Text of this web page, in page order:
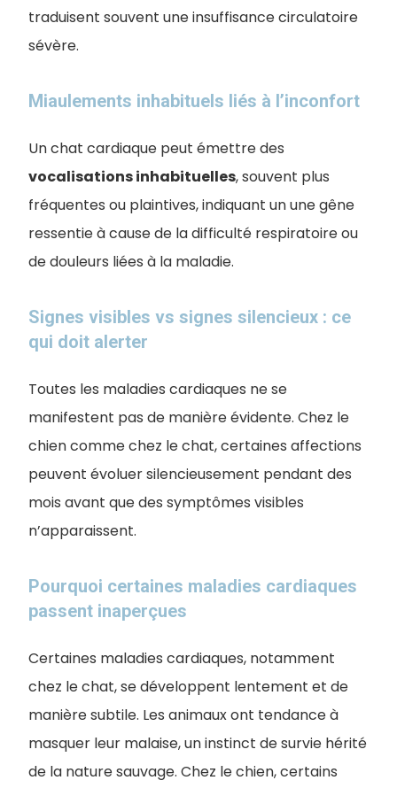
traduisent souvent une insuffisance circulatoire
sévère.
Miaulements inhabituels liés à l’inconfort
Un chat cardiaque peut émettre des
vocalisations inhabituelles, souvent plus
fréquentes ou plaintives, indiquant un une gêne
ressentie à cause de la difficulté respiratoire ou
de douleurs liées à la maladie.
Signes visibles vs signes silencieux : ce
qui doit alerter
Toutes les maladies cardiaques ne se
manifestent pas de manière évidente. Chez le
chien comme chez le chat, certaines affections
peuvent évoluer silencieusement pendant des
mois avant que des symptômes visibles
n’apparaissent.
Pourquoi certaines maladies cardiaques
passent inaperçues
Certaines maladies cardiaques, notamment
chez le chat, se développent lentement et de
manière subtile. Les animaux ont tendance à
masquer leur malaise, un instinct de survie hérité
de la nature sauvage. Chez le chien, certains